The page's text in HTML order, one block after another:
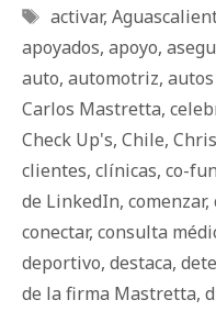
Etiquetas
activar,
apoyados, apoyo,
auto, automotriz,
Carlos Mastretta,
Check Up's, Chile,
clientes, clínicas, co-
de LinkedIn, comenzar,
conectar, consulta
deportivo, destaca,
de la firma Mastretta,